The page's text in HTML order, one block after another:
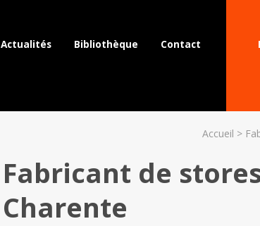
Actualités Bibliothèque Contact
Accueil
Fabricant de
Charente